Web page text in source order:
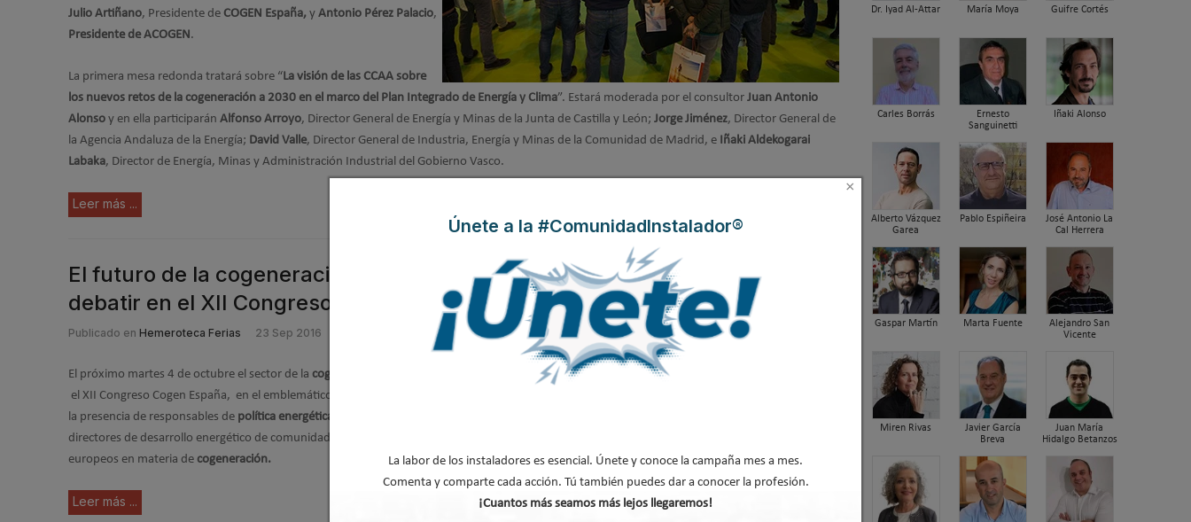
Julio Artiñano, Presidente de COGEN España, y Antonio Pérez Palacio,
Presidente de ACOGEN.
La primera mesa redonda tratará sobre “La visión de las CCAA sobre
los nuevos retos de la cogeneración a 2030 en el marco del Plan Integrado de Energía y Clima”. Estará moderada por el consultor Juan Antonio
Alonso y en ella participarán Alfonso Arroyo, Director General de Energía y Minas de la Junta de Castilla y León; Jorge Jiménez, Director General de
la Agencia Andaluza de la Energía; David Valle, Director General de Industria, Energía y Minas de la Comunidad de Madrid, e Iñaki Aldekogarai
Labaka, Director de Energía, Minas y Administración Industrial del Gobierno Vasco.
Leer más ...
El futuro de la cogeneración y la política energética serán los temas a
debatir en el XII Congreso Cogen España
Publicado en Hemeroteca Ferias 23 Sep 2016
El próximo martes 4 de octubre el sector de la cogeneración
celebrará su encuentro anual,
el XII Congreso Cogen España, en el emblemático hotel The Westin Palace de Madrid, con
la presencia de responsables de política energética
directores de desarrollo energético de comunidades autónomas y líderes de opinión
europeos en materia de cogeneración.
Leer más ...
Dr. Iyad Al-Attar María Moya Guifre Cortés
Carles Borrás
Ernesto
Sanguinetti
Iñaki Alonso
Alberto Vázquez
Garea
Pablo Espiñeira
José Antonio La
Cal Herrera
Gaspar Martín Marta Fuente
Alejandro San
Vicente
Miren Rivas
Javier García
Breva
Juan María
Hidalgo Betanzos
×
Únete a la #ComunidadInstalador®
La labor de los instaladores es esencial. Únete y conoce la campaña mes a mes.
Comenta y comparte cada acción. Tú también puedes dar a conocer la profesión.
¡Cuantos más seamos más lejos llegaremos!